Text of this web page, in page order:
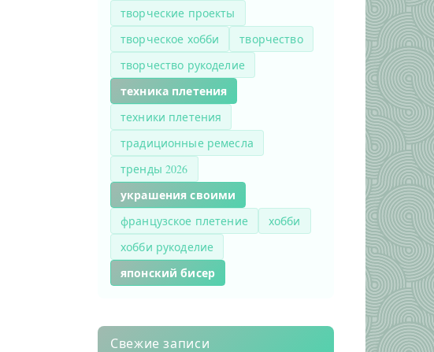
творческие проекты
творческое хобби
творчество
творчество рукоделие
техника плетения
техники плетения
традиционные ремесла
тренды 2026
украшения своими
французское плетение
хобби
хобби рукоделие
японский бисер
Свежие записи